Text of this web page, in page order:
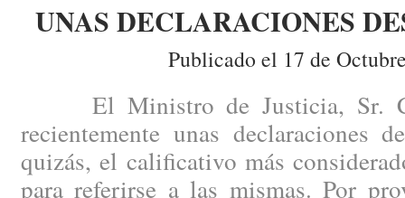
UNAS DECLARACIONES
Publicado el 17 de
El Ministro de Justicia, Sr.
recientemente unas declaraciones
quizás, el calificativo más
para referirse a las mismas. Por